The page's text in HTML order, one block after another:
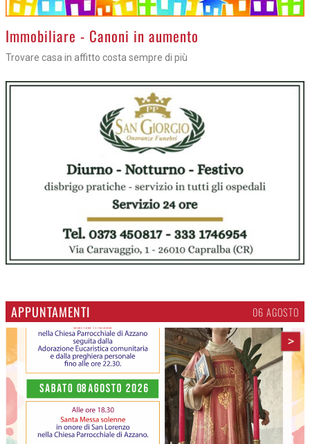
>Immobiliare - Canoni in aumento
Trovare casa in affitto costa sempre di più
APPUNTAMENTI 06 AGOSTO
>